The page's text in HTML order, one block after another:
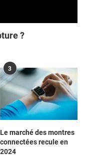
?
3
Le marché des montres
connectées recule en
2024